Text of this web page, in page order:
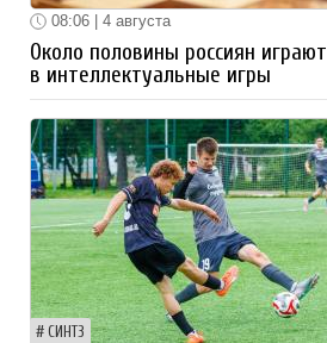
08:06 | 4 августа
Около половины россиян играют
в интеллектуальные игры
СИНТЗ